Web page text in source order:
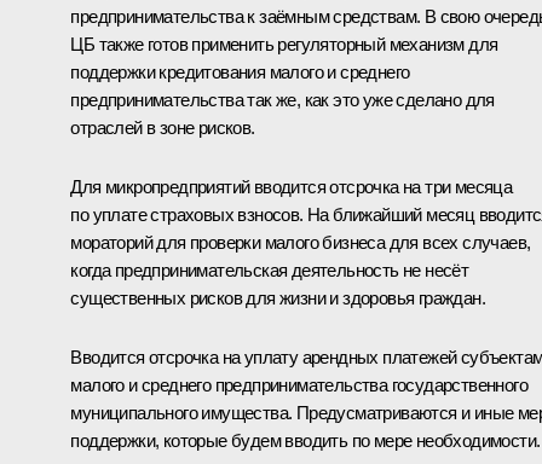
предпринимательства к заёмным средствам. В свою
ЦБ также готов применить регуляторный механизм для
поддержки кредитования малого и среднего
предпринимательства так же, как это уже сделано для
отраслей в зоне рисков.
Для микропредприятий вводится отсрочка на три месяца
по уплате страховых взносов. На ближайший месяц
мораторий для проверки малого бизнеса для всех случаев,
когда предпринимательская деятельность не несёт
существенных рисков для жизни и здоровья граждан.
Вводится отсрочка на уплату арендных платежей
малого и среднего предпринимательства государственного
муниципального имущества. Предусматриваются и иные
поддержки, которые будем вводить по мере необходимости.